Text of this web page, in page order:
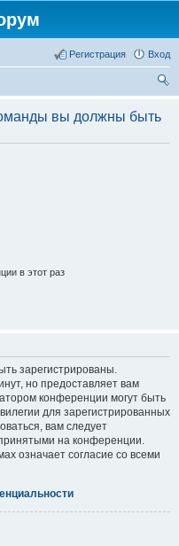
Вход
Регистрация
ск
вы должны быть
в этот раз
зарегистрированы.
но предоставляет вам
конференции могут быть
для зарегистрированных
вам следует
на конференции.
означает согласие со всеми